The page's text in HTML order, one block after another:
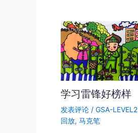
学习雷锋好榜样
发表评论 / GSA-LEVEL2
回放, 马克笔